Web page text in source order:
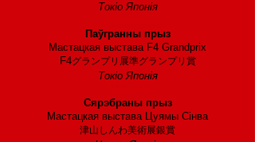
Токіо Японія
Паўгранны прыз
Мастацкая выстава F4 Grandprix
F4グランプリ展準グランプリ賞
Токіо Японія
Сярэбраны прыз
Мастацкая выстава Цуямы Сінва
津山しんわ美術展銀賞